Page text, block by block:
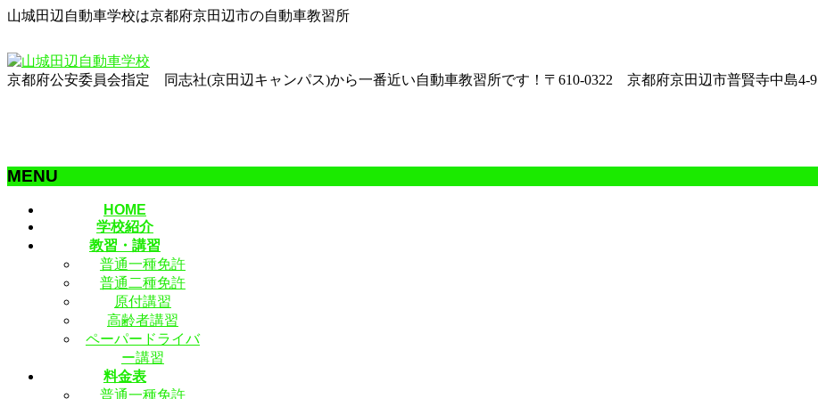
山城田辺自動車学校は京都府京田辺市の自動車教習所
京都府公安委員会指定 同志社(京田辺キャンパス)から一番近い自動車教習所です！〒610-0322 京都府京田辺市普賢寺中島4-9
MENU
HOME
学校紹介
教習・講習
普通一種免許
普通二種免許
原付講習
高齢者講習
ペーパードライバ
ー講習
料金表
普通一種免許